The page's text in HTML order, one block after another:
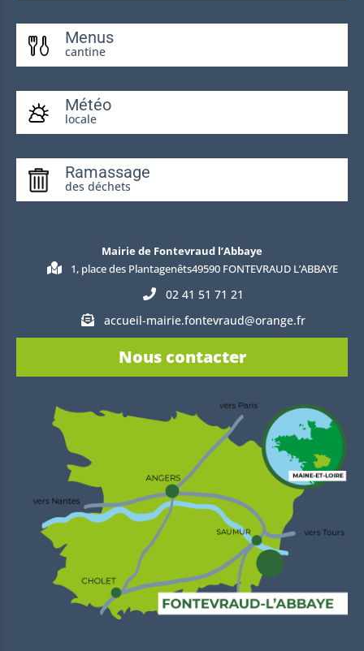
Menus
cantine
Météo
locale
Ramassage
des déchets
Mairie de Fontevraud l’Abbaye
1, place des Plantagenêts49590 FONTEVRAUD L’ABBAYE
02 41 51 71 21
accueil-mairie.fontevraud@orange.fr
Nous contacter